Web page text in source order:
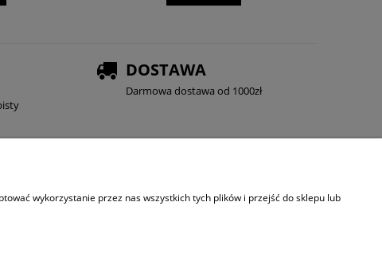
DOSTAWA
Darmowa dostawa od 1000zł
wykorzystanie przez nas wszystkich tych plików i przejść do sklepu lub